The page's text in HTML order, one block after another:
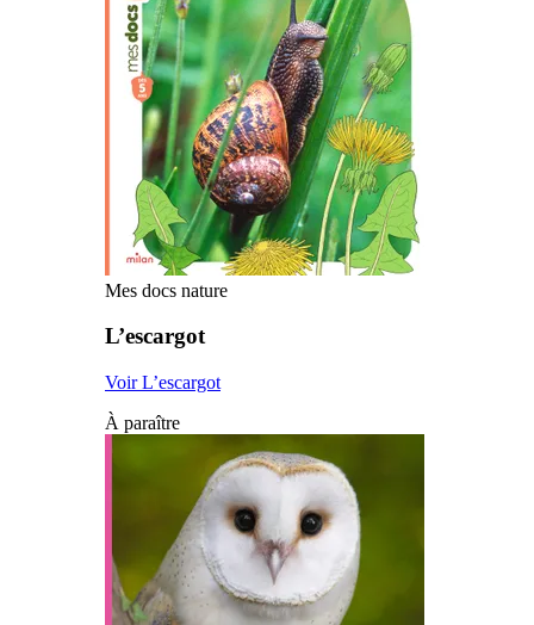
Mes docs nature
L’escargot
Voir L’escargot
À paraître